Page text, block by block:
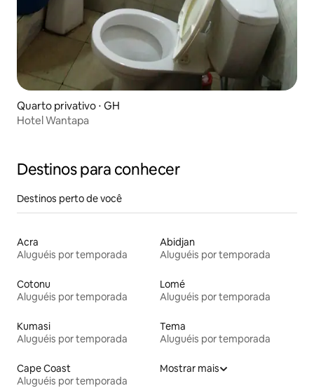
Quarto privativo ⋅ GH
Hotel Wantapa
Destinos para conhecer
Destinos perto de você
Acra
Aluguéis por temporada
Abidjan
Aluguéis por temporada
Cotonu
Aluguéis por temporada
Lomé
Aluguéis por temporada
Kumasi
Aluguéis por temporada
Tema
Aluguéis por temporada
Cape Coast
Aluguéis por temporada
Mostrar mais